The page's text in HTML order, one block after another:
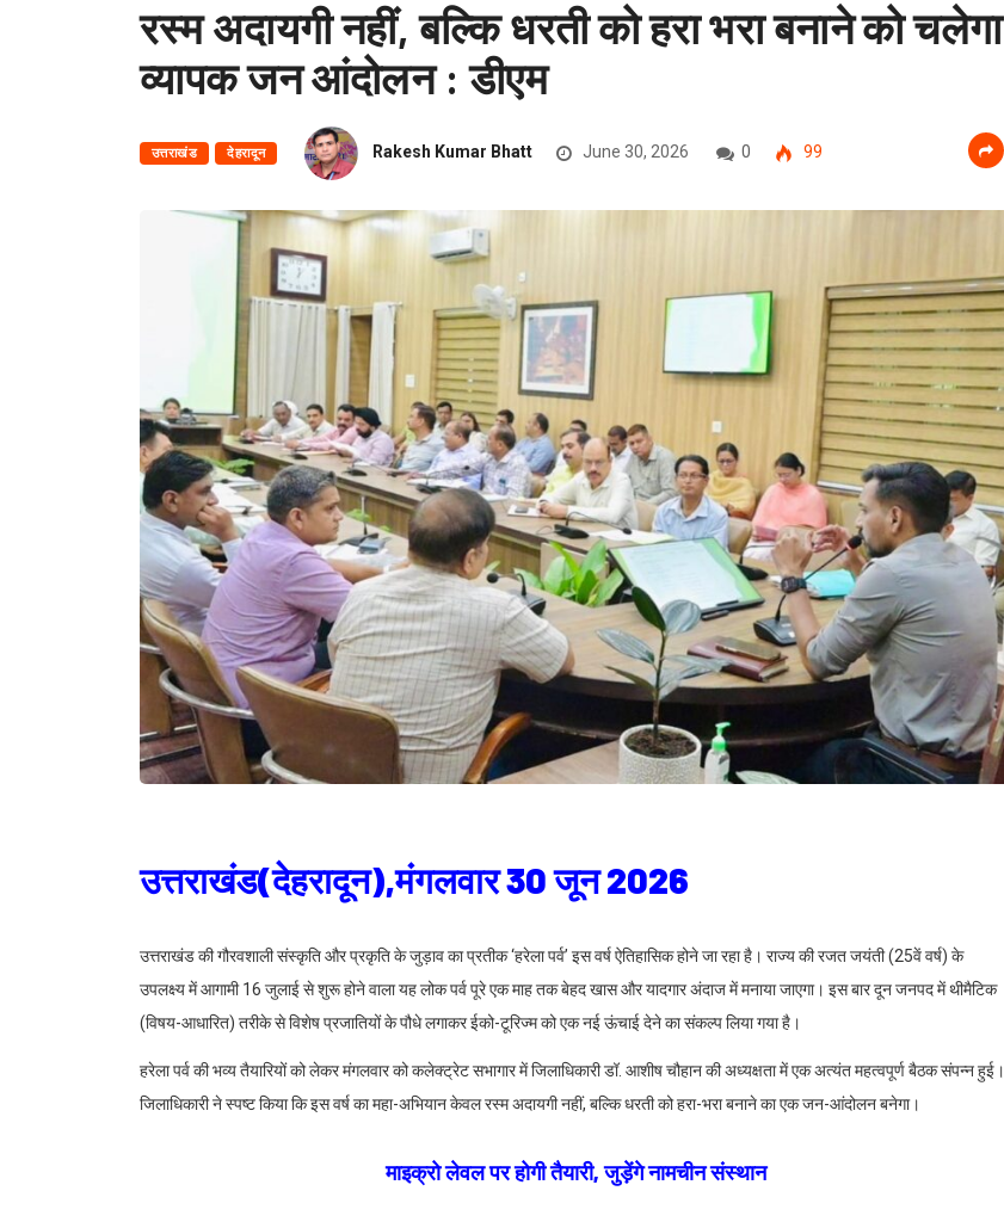
रस्म अदायगी नहीं, बल्कि धरती को हरा भरा बनाने को चलेगा
व्यापक जन आंदोलन : डीएम
उत्तराखंड देहरादून Rakesh Kumar Bhatt June 30, 2026 0 99
उत्तराखंड(देहरादून),मंगलवार 30 जून 2026
उत्तराखंड की गौरवशाली संस्कृति और प्रकृति के जुड़ाव का प्रतीक ‘हरेला पर्व’ इस वर्ष ऐतिहासिक होने जा रहा है। राज्य की रजत जयंती (25वें वर्ष) के
उपलक्ष्य में आगामी 16 जुलाई से शुरू होने वाला यह लोक पर्व पूरे एक माह तक बेहद खास और यादगार अंदाज में मनाया जाएगा। इस बार दून जनपद में थीमैटिक
(विषय-आधारित) तरीके से विशेष प्रजातियों के पौधे लगाकर ईको-टूरिज्म को एक नई ऊंचाई देने का संकल्प लिया गया है।
हरेला पर्व की भव्य तैयारियों को लेकर मंगलवार को कलेक्ट्रेट सभागार में जिलाधिकारी डॉ. आशीष चौहान की अध्यक्षता में एक अत्यंत महत्वपूर्ण बैठक संपन्न हुई।
जिलाधिकारी ने स्पष्ट किया कि इस वर्ष का महा-अभियान केवल रस्म अदायगी नहीं, बल्कि धरती को हरा-भरा बनाने का एक जन-आंदोलन बनेगा।
माइक्रो लेवल पर होगी तैयारी, जुड़ेंगे नामचीन संस्थान